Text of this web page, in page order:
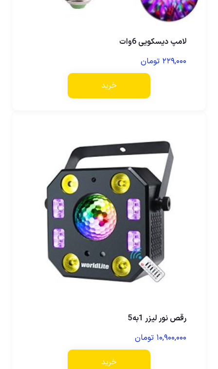
لامپ دیسکویی 6وات
۲۲۹,۰۰۰ تومان
خرید
رقص نور لیزر 1به5
۱۰,۹۰۰,۰۰۰ تومان
خرید